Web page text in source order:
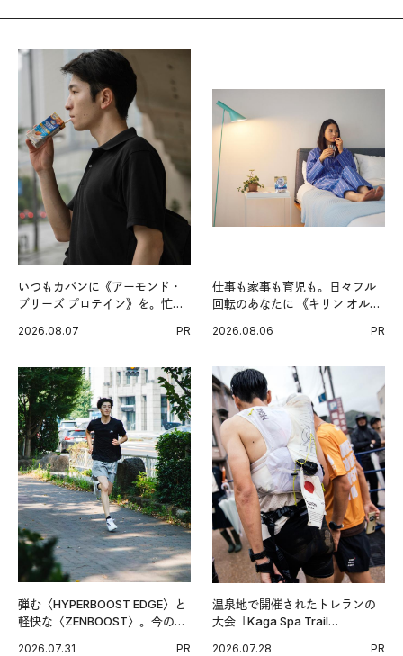
いつもカバンに《アーモンド・
ブリーズ プロテイン》を。忙し
グ習慣。
2026.08.07 PR
仕事も家事も育児も。日々フル
回転のあなたに 《キリン オルニ
2026.08.06 PR
弾む〈HYPERBOOST EDGE〉と
軽快な〈ZENBOOST〉。今の時
2026.07.31 PR
温泉地で開催されたトレランの
大会「Kaga Spa Trail
2026.07.28 PR